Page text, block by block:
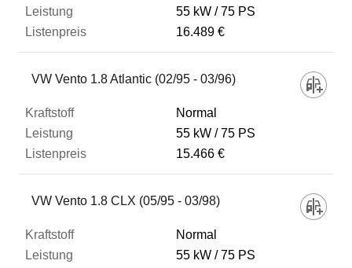
55 kW
75 PS
16.489 €
VW Vento 1.8 Atlantic (02/95 - 03/96)
Normal
55 kW
75 PS
15.466 €
VW Vento 1.8 CLX (05/95 - 03/98)
Normal
55 kW
75 PS